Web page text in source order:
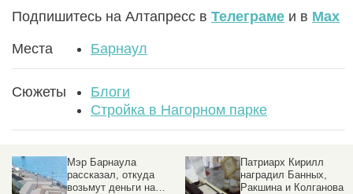
Подпишитесь на Алтапресс в Телеграме и в Max
Места Барнаул
Сюжеты
Блоги
Стройка в Нагорном парке
Мэр Барнаула
рассказал, откуда
возьмут деньги на
Патриарх Кирилл
наградил Банных,
Ракшина и Колганова